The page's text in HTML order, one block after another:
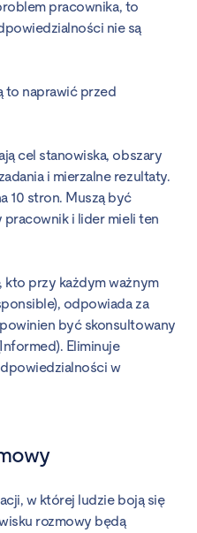
pracownika, to
nie są
to naprawić przed
cel stanowiska, obszary
i mierzalne rezultaty.
10 stron. Muszą być
i lider mieli ten
kto przy każdym ważnym
odpowiada za
być skonsultowany
Eliminuje
w
w której ludzie boją się
rozmowy będą